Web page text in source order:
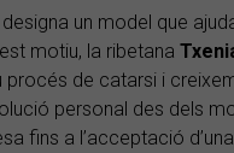
designa un model que
motiu, la ribetana
procés de catarsi i
personal des dels
fins a l’acceptació